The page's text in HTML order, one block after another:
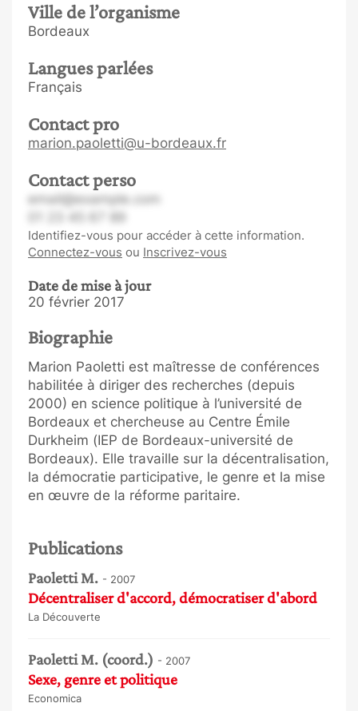
Ville de l’organisme
Bordeaux
Langues parlées
Français
Contact pro
marion.paoletti@u-bordeaux.fr
Contact perso
email@example.com
Identifiez-vous pour accéder à cette information.
Connectez-vous ou Inscrivez-vous
Date de mise à jour
20 février 2017
Biographie
Marion Paoletti est maîtresse de conférences
habilitée à diriger des recherches (depuis
2000) en science politique à l’université de
Bordeaux et chercheuse au Centre Émile
Durkheim (IEP de Bordeaux-université de
Bordeaux). Elle travaille sur la décentralisation,
la démocratie participative, le genre et la mise
en œuvre de la réforme paritaire.
Publications
Paoletti M. - 2007
Décentraliser d'accord, démocratiser d'abord
La Découverte
Paoletti M. (coord.) - 2007
Sexe, genre et politique
Economica